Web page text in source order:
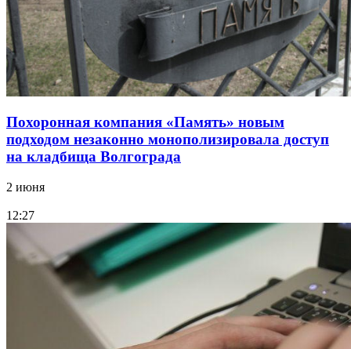
Похоронная компания «Память» новым
подходом незаконно монополизировала доступ
на кладбища Волгограда
2 июня
12:27